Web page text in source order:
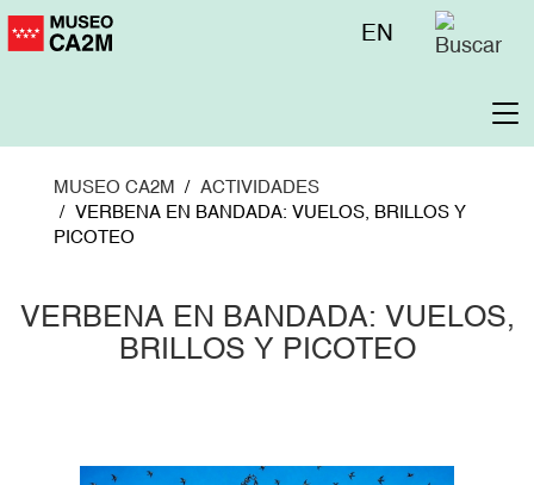
Pasar
Menú
EN
MUSEO CA2M
ACTIVIDADES
VERBENA EN BANDADA: VUELOS, BRILLOS Y
PICOTEO
VERBENA EN BANDADA: VUELOS,
BRILLOS Y PICOTEO